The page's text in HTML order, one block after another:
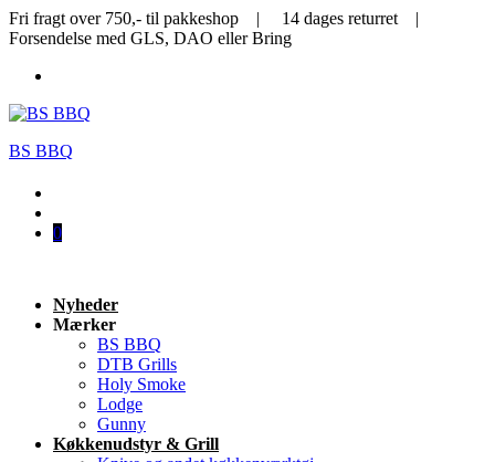
Fri fragt over 750,- til pakkeshop | 14 dages returret |
Forsendelse med GLS, DAO eller Bring
BS BBQ
0
Nyheder
Mærker
BS BBQ
DTB Grills
Holy Smoke
Lodge
Gunny
Køkkenudstyr & Grill